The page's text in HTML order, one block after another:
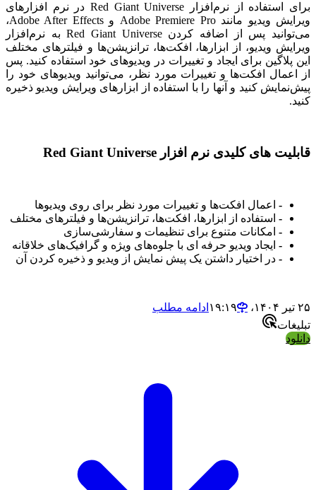
برای استفاده از نرم‌افزار Red Giant Universe در نرم افزارهای
ویرایش ویدیو مانند Adobe Premiere Pro و Adobe After Effects،
می‌توانید پس از اضافه کردن Red Giant Universe به نرم‌افزار
ویرایش ویدیو، از ابزارها، افکت‌ها، ترانزیشن‌ها و فیلترهای مختلف
این پلاگین برای ایجاد و تغییرات در ویدیوهای خود استفاده کنید. پس
از اعمال افکت‌ها و تغییرات مورد نظر، می‌توانید ویدیوهای خود را
پیش‌نمایش کنید و آنها را با استفاده از ابزارهای ویرایش ویدیو ذخیره
کنید.
قابلیت های کلیدی نرم افزار Red Giant Universe
- اعمال افکت‌ها و تغییرات مورد نظر برای روی ویدیوها
- استفاده از ابزارها، افکت‌ها، ترانزیشن‌ها و فیلترهای مختلف
- امکانات متنوع برای تنظیمات و سفارشی‌سازی
- ایجاد ویدیو حرفه ای با جلوه‌های ویژه و گرافیک‌های خلاقانه
- در اختیار داشتن یک پیش نمایش از ویدیو و ذخیره کردن آن
۲۵ تیر ۱۴۰۴،‏ ۱۹:۱۹
ادامه مطلب
تبلیغات
دانلود